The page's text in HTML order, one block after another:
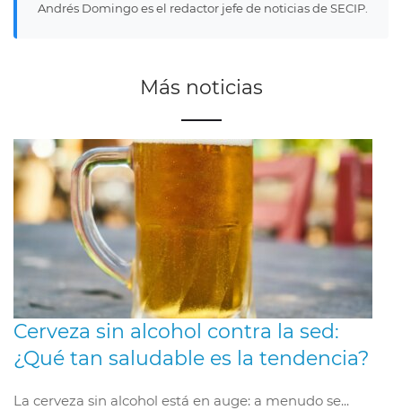
Andrés Domingo es el redactor jefe de noticias de SECIP.
Más noticias
Cerveza sin alcohol contra la sed:
¿Qué tan saludable es la tendencia?
La cerveza sin alcohol está en auge: a menudo se...